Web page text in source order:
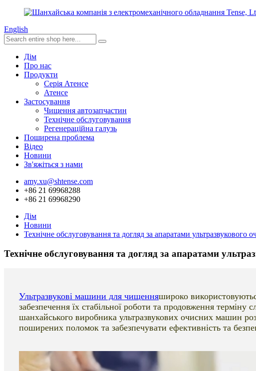
English
Дім
Про нас
Продукти
Серія Атенсе
Атенсе
Застосування
Чищення автозапчастин
Технічне обслуговування
Регенераційна галузь
Поширена проблема
Відео
Новини
Зв'яжіться з нами
amy.xu@shtense.com
+86 21 69968288
+86 21 69968290
Дім
Новини
Технічне обслуговування та догляд за апаратами ультразвукового
Технічне обслуговування та догляд за апаратами
Ультразвукові машини для чищенняшироко
забезпечення їх стабільної роботи та продовження
шанхайського виробника ультразвукових очисних машин
поширених поломок та забезпечувати ефективність та